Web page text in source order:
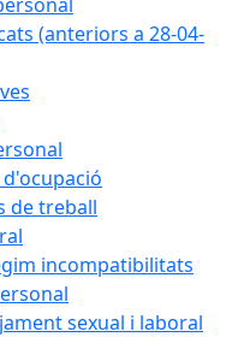
(anteriors a 28-04-
de treball
incompatibilitats
sexual i laboral